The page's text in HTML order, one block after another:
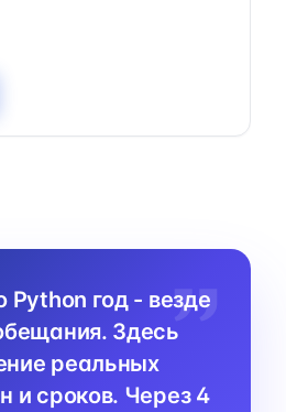
Python год - везде
Здесь
реальных
и сроков. Через 4